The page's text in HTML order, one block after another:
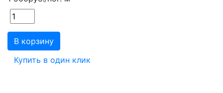
В корзину
Купить в один клик